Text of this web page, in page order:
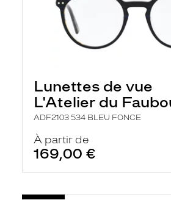
Lunettes de vue
L'Atelier du
ADF2103 534 BLEU FONCE
À partir de
169,00 €